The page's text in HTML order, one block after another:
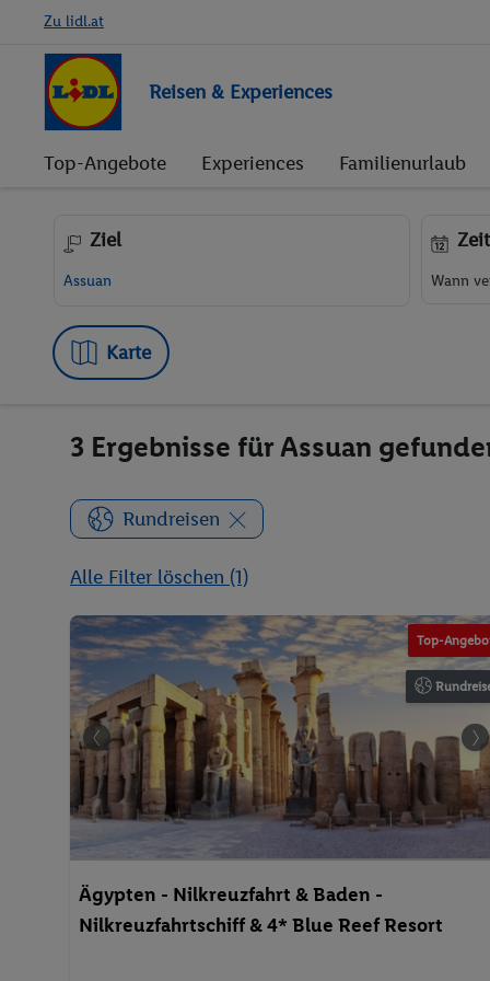
Zu lidl.at
Reisen & Experiences
Top-Angebote Experiences Familienurlaub
Ziel
Wann
Karte
3 Ergebnisse für Assuan
Rundreisen
Alle Filter löschen (1)
Top-
Ägypten - Nilkreuzfahrt & Baden -
Nilkreuzfahrtschiff & 4* Blue Reef Resort